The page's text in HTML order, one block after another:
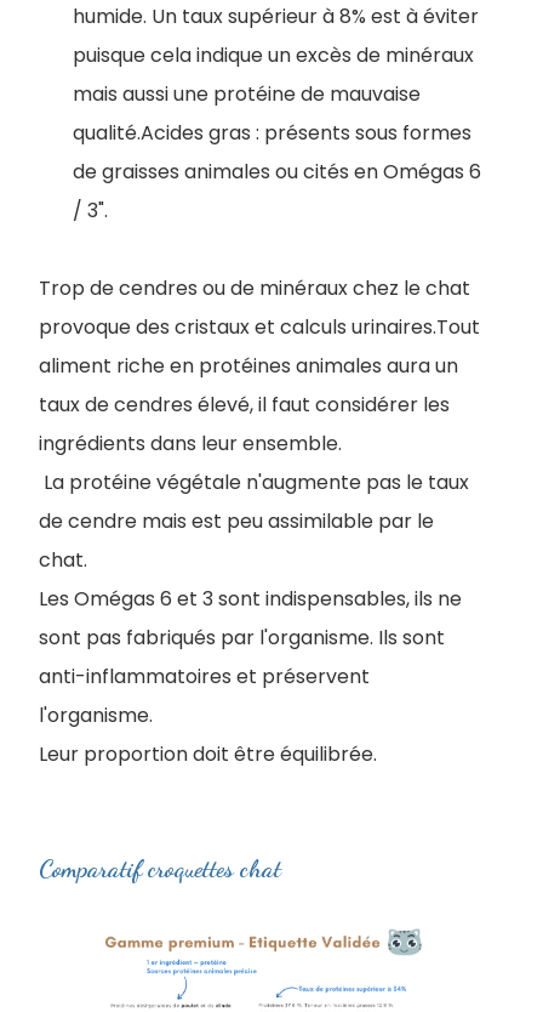
humide. Un taux supérieur à 8% est à éviter
puisque cela indique un excès de minéraux
mais aussi une protéine de mauvaise
qualité.Acides gras : présents sous formes
de graisses animales ou cités en Omégas 6
/ 3".
Trop de cendres ou de minéraux chez le chat
provoque des cristaux et calculs urinaires.Tout
aliment riche en protéines animales aura un
taux de cendres élevé, il faut considérer les
ingrédients dans leur ensemble.
La protéine végétale n'augmente pas le taux
de cendre mais est peu assimilable par le
chat.
Les Omégas 6 et 3 sont indispensables, ils ne
sont pas fabriqués par l'organisme. Ils sont
anti-inflammatoires et préservent
l'organisme.
Leur proportion doit être équilibrée.
Comparatif croquettes chat